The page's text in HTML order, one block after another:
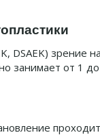
DSAEK) зрение
занимает от 1